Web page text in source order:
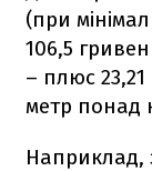
(при
106,5
– плюс
метр понад
Наприклад,